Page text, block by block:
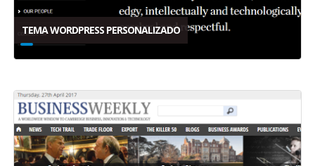
TEMA WORDPRESS PERSONALIZADO